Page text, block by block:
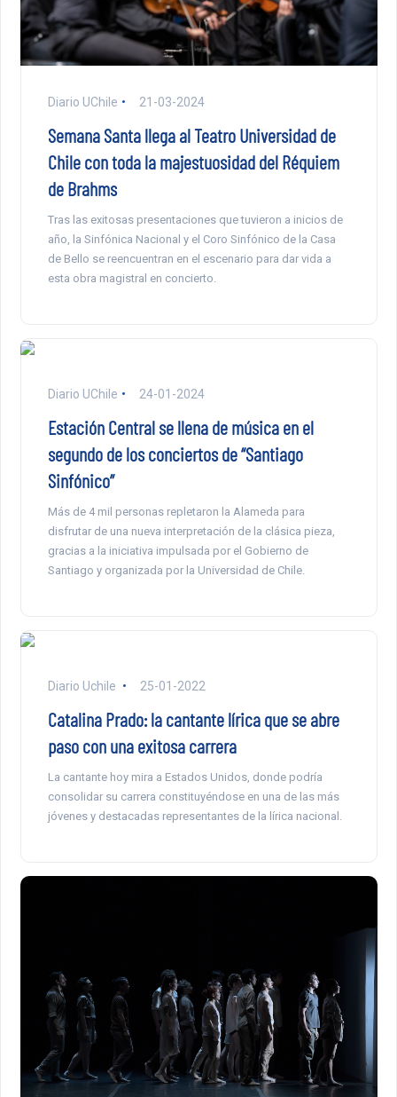
Diario UChile 21-03-2024
Semana Santa llega al Teatro Universidad de
Chile con toda la majestuosidad del Réquiem
de Brahms
Tras las exitosas presentaciones que tuvieron a inicios de
año, la Sinfónica Nacional y el Coro Sinfónico de la Casa
de Bello se reencuentran en el escenario para dar vida a
esta obra magistral en concierto.
Diario UChile 24-01-2024
Estación Central se llena de música en el
segundo de los conciertos de “Santiago
Sinfónico”
Más de 4 mil personas repletaron la Alameda para
disfrutar de una nueva interpretación de la clásica pieza,
gracias a la iniciativa impulsada por el Gobierno de
Santiago y organizada por la Universidad de Chile.
Diario Uchile 25-01-2022
Catalina Prado: la cantante lírica que se abre
paso con una exitosa carrera
La cantante hoy mira a Estados Unidos, donde podría
consolidar su carrera constituyéndose en una de las más
jóvenes y destacadas representantes de la lírica nacional.